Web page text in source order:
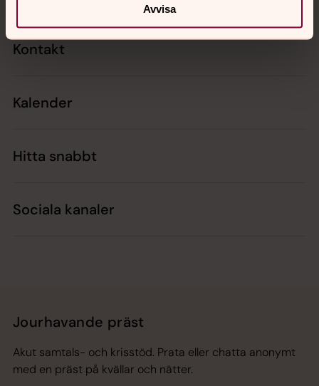
Avvisa
Kontakt
Kalender
Hitta snabbt
Sociala kanaler
Jourhavande präst
Akut samtals- och krisstöd. Prata eller chatta anonymt
med en präst på kvällar och nätter.